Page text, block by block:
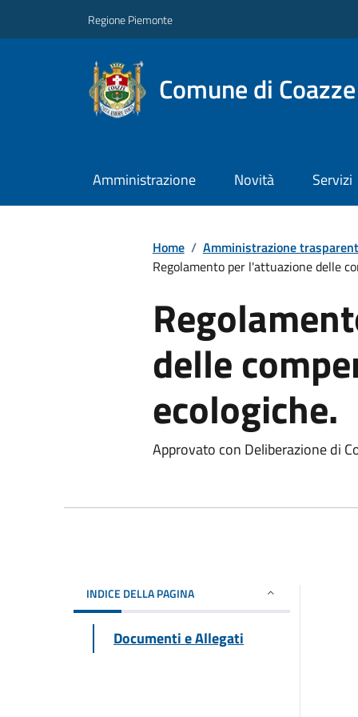
Regione Piemonte
Comune di Coazze
Amministrazione Novità Servizi
Home / Amministrazione
Regolamento per l'attuazione delle
delle
ecologiche.
Approvato con Deliberazione di
INDICE DELLA PAGINA
Documenti e Allegati